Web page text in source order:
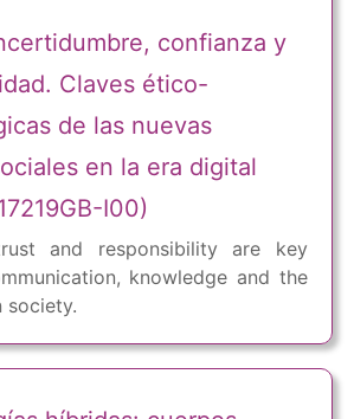
confianza y
Claves ético-
de las nuevas
en la era digital
I00)
and responsibility are key
knowledge and the
society.